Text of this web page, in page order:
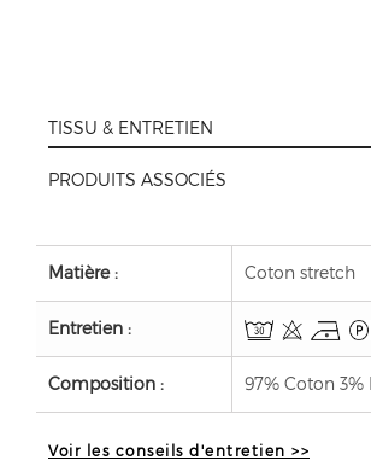
TISSU & ENTRETIEN
PRODUITS ASSOCIÉS
Matière : Coton stretch
Entretien :
Composition : 97% Coton 3%
Voir les conseils d'entretien >>